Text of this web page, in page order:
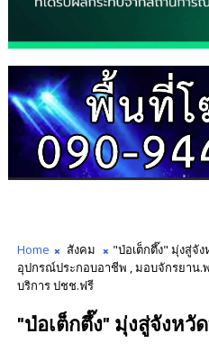
Home สังคม
"ป่อเต็กตึ๊ง" มุ่งสู่จั
อุปกรณ์ประกอบอาชีพ , มอบจักรยาน
บริการ ปชช.ฟรี
"ป่อเต็กตึ๊ง" มุ่งสู่จังหวั